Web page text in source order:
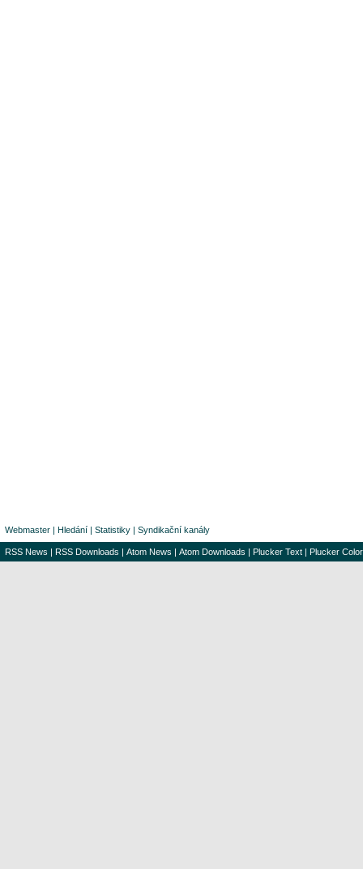
Webmaster | Hledání | Statistiky | Syndikační kanály
RSS News | RSS Downloads | Atom News | Atom Downloads | Plucker Text | Plucker Color